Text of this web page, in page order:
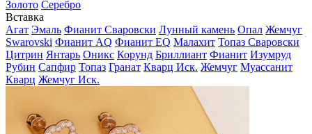
Золото Серебро
Вставка
Агат Эмаль Фианит Сваровски Лунный камень Опал Жемчуг
Swarovski Фианит AQ Фианит EQ Малахит Топаз Сваровски
Цитрин Янтарь Оникс Корунд Бриллиант Фианит Изумруд
Рубин Сапфир Топаз Гранат Кварц Иск. Жемчуг Муассанит
Кварц Жемчуг Иск.